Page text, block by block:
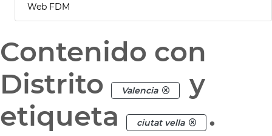
Web FDM
Contenido con
Distrito
Valencia
y
etiqueta
ciutat vella .